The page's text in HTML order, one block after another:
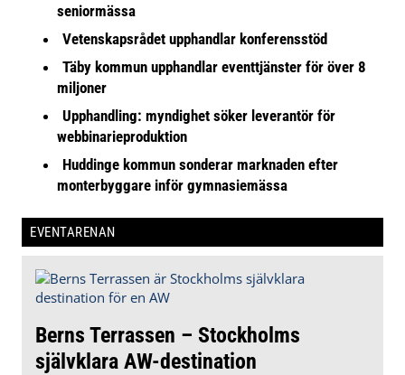
seniormässa
Vetenskapsrådet upphandlar konferensstöd
Täby kommun upphandlar eventtjänster för över 8
miljoner
Upphandling: myndighet söker leverantör för
webbinarieproduktion
Huddinge kommun sonderar marknaden efter
monterbyggare inför gymnasiemässa
EVENTARENAN
Berns Terrassen – Stockholms
självklara AW-destination